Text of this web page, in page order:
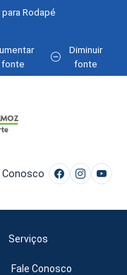
para Rodapé
fonte
Diminuir
fonte
Conosco
Serviços
Fale Conosco